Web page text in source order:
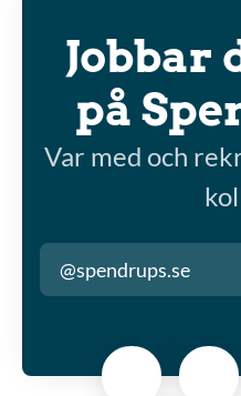
Jobbar
på
Var med och
@spendrups.se